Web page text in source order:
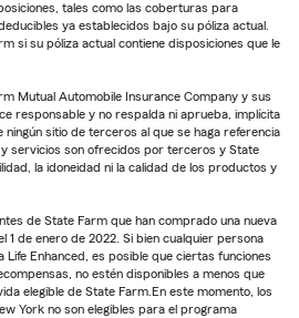
tales como las coberturas para
ya establecidos bajo su póliza actual.
si su póliza actual contiene disposiciones que le
Mutual Automobile Insurance Company y sus
responsable y no respalda ni aprueba, implícita
ningún sitio de terceros al que se haga referencia
servicios son ofrecidos por terceros y State
la idoneidad ni la calidad de los productos y
de State Farm que han comprado una nueva
1 de enero de 2022. Si bien cualquier persona
Life Enhanced, es posible que ciertas funciones
no estén disponibles a menos que
elegible de State Farm.En este momento, los
York no son elegibles para el programa